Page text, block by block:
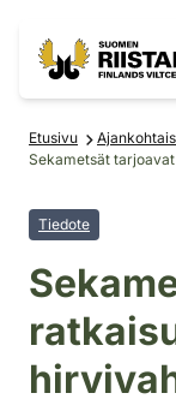
Etusivu
Sekametsät
Tiedote